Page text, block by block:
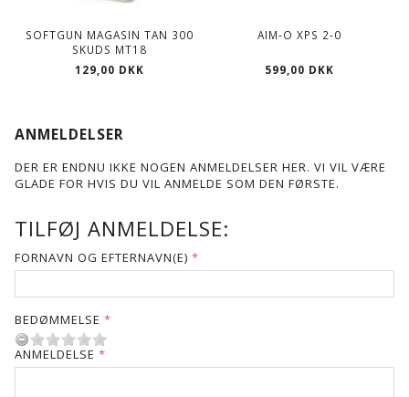
SOFTGUN MAGASIN TAN 300
SKUDS MT18
129,00 DKK
AIM-O XPS 2-0
599,00 DKK
ANMELDELSER
DER ER ENDNU IKKE NOGEN ANMELDELSER HER. VI VIL VÆRE
GLADE FOR HVIS DU VIL ANMELDE SOM DEN FØRSTE.
TILFØJ ANMELDELSE:
FORNAVN OG EFTERNAVN(E)
BEDØMMELSE
ANMELDELSE